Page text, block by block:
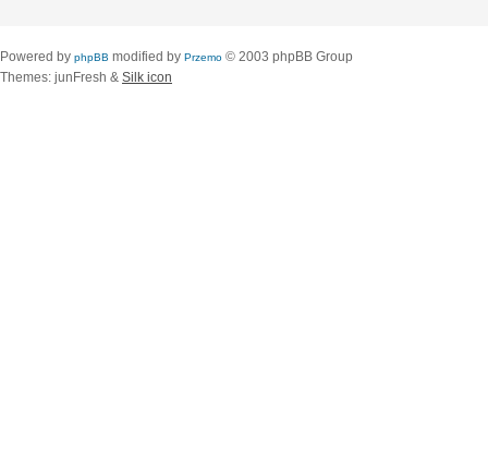
Powered by phpBB modified by Przemo © 2003 phpBB Group
Themes: junFresh & Silk icon